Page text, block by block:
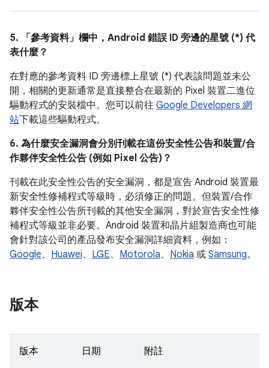
5. 「參考資料」 欄中，Android 錯誤 ID 旁邊的星號 (*) 代
表什麼？
在對應的參考資料 ID 旁邊標上星號 (*) 代表該問題並未公
開，相關的更新通常是直接整合在最新的 Pixel 裝置二進位
驅動程式的安裝檔中。您可以前往 Google Developers 網
站下載這些驅動程式。
6. 為什麼安全漏洞會分別刊載在這份安全性公告和裝置/合
作夥伴安全性公告 (例如 Pixel 公告)？
刊載在此安全性公告的安全漏洞，都是宣告 Android 裝置最
新安全性修補程式等級時，必須修正的問題。但裝置/合作
夥伴安全性公告所刊載的其他安全漏洞，對於宣告安全性修
補程式等級並非必要。Android 裝置和晶片組製造商也可能
會針對該公司的產品發布安全漏洞詳細資料，例如：
Google、 Huawei、 LGE、 Motorola、 Nokia 或 Samsung。
版本
版本 日期 附註